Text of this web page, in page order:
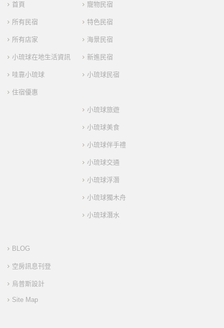
首頁
所有民宿
所有店家
小琉球在地生活資訊
哇靠小琉球
住宿優惠
寵物民宿
特色民宿
海景民宿
新進民宿
小琉球民宿
小琉球旅遊
小琉球美食
小琉球伴手禮
小琉球交通
小琉球浮潛
小琉球獨木舟
小琉球潛水
BLOG
空房訊息刊登
烏普斯設計
Site Map